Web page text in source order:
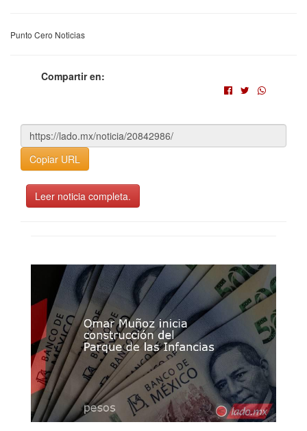
Punto Cero Noticias
Compartir en:
Copiar URL
Leer noticia completa.